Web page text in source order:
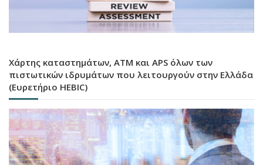
Χάρτης καταστημάτων, ATM και APS όλων των
πιστωτικών ιδρυμάτων που λειτουργούν στην Ελλάδα
(Ευρετήριο HEBIC)